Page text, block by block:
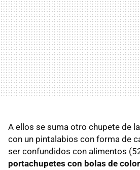
A ellos se suma otro chupete de
con un pintalabios con forma de
ser confundidos con alimentos
portachupetes con bolas de